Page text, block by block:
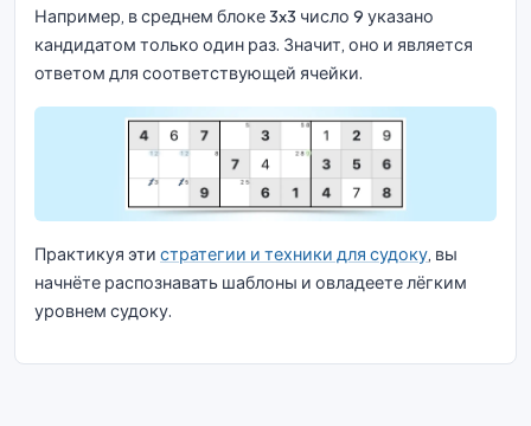
Например, в среднем блоке 3x3 число 9 указано
кандидатом только один раз. Значит, оно и является
ответом для соответствующей ячейки.
Практикуя эти стратегии и техники для судоку, вы
начнёте распознавать шаблоны и овладеете лёгким
уровнем судоку.